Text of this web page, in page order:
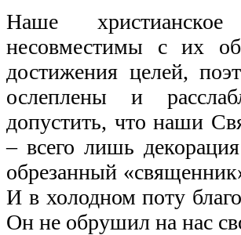
Наше
несовместимы с их
достижения целей,
ослеплены и
допустить, что наши
– всего лишь
обрезанный
И в холодном поту
Он не обрушил на нас